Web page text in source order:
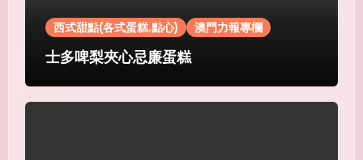
西式甜點(各式蛋糕.點心) 澳門力報專欄
士多啤梨夾心忌廉蛋糕